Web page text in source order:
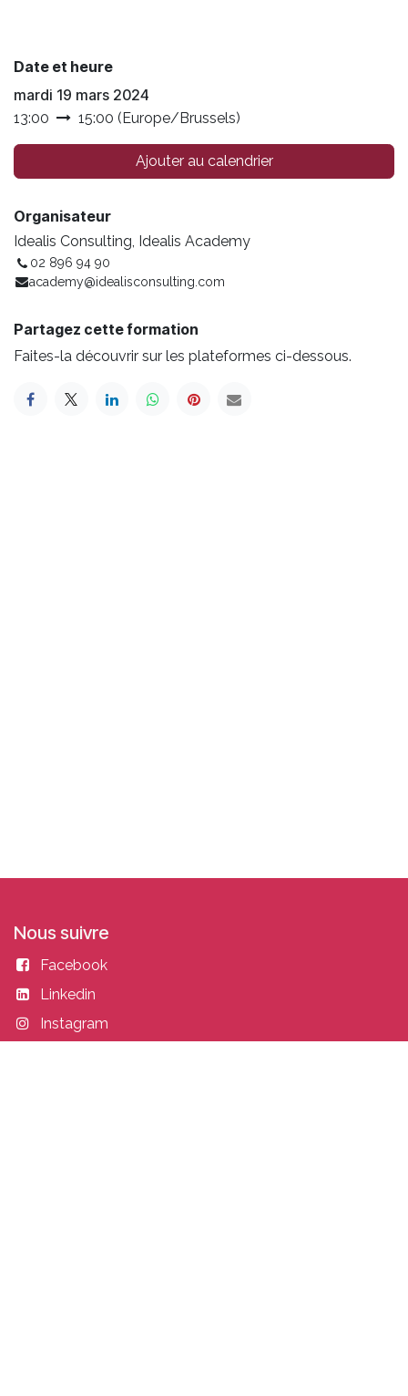
Date et heure
mardi 19 mars 2024
13:00 15:00 ( Europe/Brussels)
Ajouter au calendrier
Organisateur
Idealis Consulting, Idealis Academy
02 896 94 90
academy@idealisconsulting.com
Partagez cette formation
Faites-la découvrir sur les plateformes ci-dessous.
Nous suivre
Facebook
Linkedin
Instagram